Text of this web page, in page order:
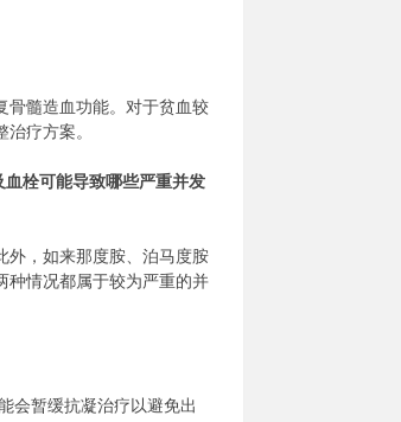
骨髓造血功能。对于贫血较
疗方案。
栓可能导致哪些严重并发
外，如来那度胺、泊马度胺
种情况都属于较为严重的并
会暂缓抗凝治疗以避免出